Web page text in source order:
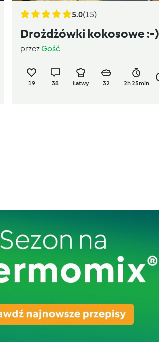
5.0(15)
Drożdżówki kokosowe :-)
przezGość
19 38 Łatwy 32 2h 25min